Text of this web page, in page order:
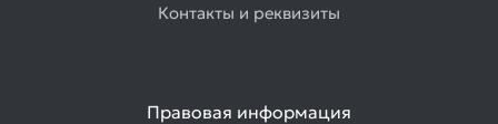
Контакты и реквизиты
Правовая информация